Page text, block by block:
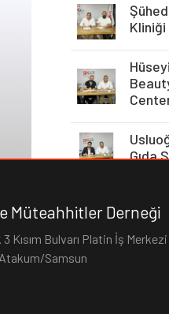
Kliniği
Gıda
Müteahhitler Derneği
Kısım Bulvarı Platin İş Merkezi
Samsun